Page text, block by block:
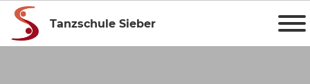
Tanzschule Sieber